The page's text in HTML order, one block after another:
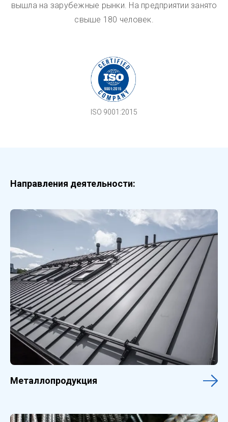
вышла на зарубежные рынки. На предприятии занято
свыше 180 человек.
ISO 9001:2015
Hаправления деятельности:
Металлопродукция